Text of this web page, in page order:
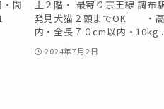
間
上２階・ 最寄り京王線 調布
発見犬猫２頭までOK ・高
内・全長７０cm以内・
2024年7月2日